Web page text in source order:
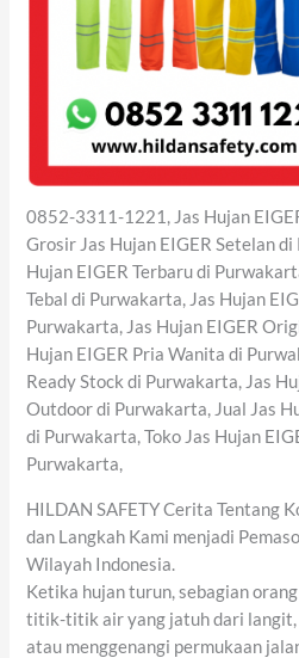
0852-3311-1221, Jas Hujan
Grosir Jas Hujan EIGER Setelan
Hujan EIGER Terbaru di
Tebal di Purwakarta, Jas Hujan
Purwakarta, Jas Hujan EIGER
Hujan EIGER Pria Wanita di
Ready Stock di Purwakarta, Jas
Outdoor di Purwakarta, Jual Jas
di Purwakarta, Toko Jas Hujan
Purwakarta,
HILDAN SAFETY Cerita Tentang
dan Langkah Kami menjadi
Wilayah Indonesia.
Ketika hujan turun, sebagian
titik-titik air yang jatuh dari langit,
atau menggenangi permukaan